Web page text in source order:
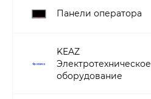
Панели оператора
KEAZ
Электротехническое
оборудование